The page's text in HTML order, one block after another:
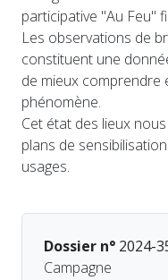
participative "Au Feu"
Les observations de
constituent une
de mieux comprendre
phénomène.
Cet état des lieux
plans de
usages.
Dossier n° 2024-
Campagne